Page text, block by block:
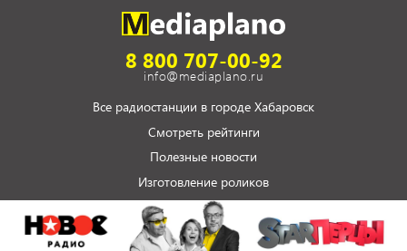
8 800 707-00-92
info@mediaplano.ru
Все радиостанции в городе Хабаровск
Смотреть рейтинги
Полезные новости
Изготовление роликов